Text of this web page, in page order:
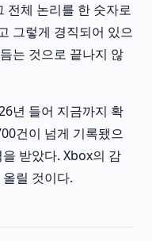
전체 논리를 한 숫자로
그렇게 경직되어 있으
는 것으로 끝나지 않
년 들어 지금까지 확
건이 넘게 기록됐으
받았다. Xbox의 감
릴 것이다.